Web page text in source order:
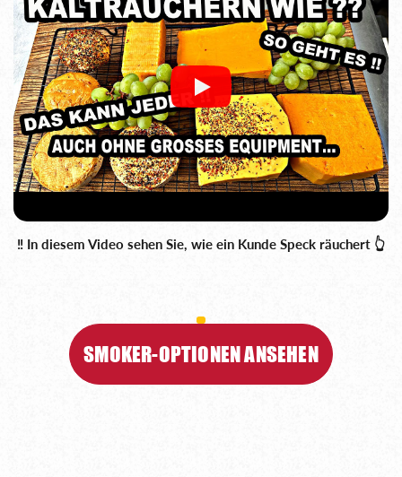
‼️ In diesem Video sehen Sie, wie ein Kunde Speck räuchert 👆
SMOKER-OPTIONEN ANSEHEN